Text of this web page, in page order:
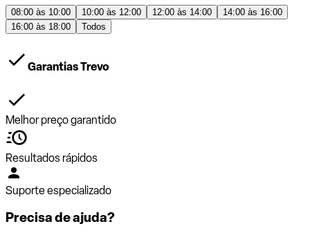
08:00 às 10:00 10:00 às 12:00 12:00 às 14:00
14:00 às 16:00
16:00 às 18:00
Todos
Garantias Trevo
Melhor preço garantido
Resultados rápidos
Suporte especializado
Precisa de ajuda?